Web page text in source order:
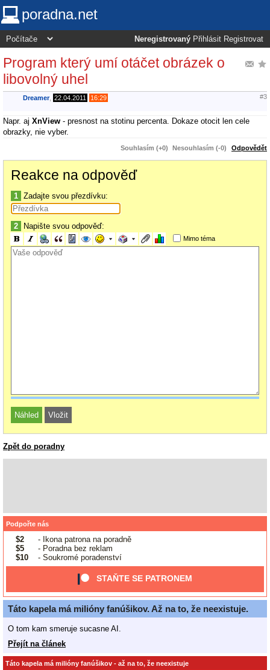
poradna.net
Neregistrovaný Přihlásit Registrovat
Program který umí otáčet obrázek o
libovolný uhel
Dreamer, 22.04.2011 16:29 #3
Napr. aj XnView - presnost na stotinu percenta. Dokaze otocit len cele
obrazky, nie vyber.
Souhlasím (+0) Nesouhlasím (-0) Odpovědět
Reakce na odpověď
1 Zadajte svou přezdívku:
2 Napište svou odpověď:
Mimo téma
Zpět do poradny
Podpořte nás
$2
- Ikona patrona na poradně
$5
- Poradna bez reklam
$10
- Soukromé poradenství
STAŇTE SE PATRONEM
Táto kapela má milióny fanúšikov. Až na to, že neexistuje.
O tom kam smeruje sucasne AI.
Přejít na článek
Táto kapela má milióny fanúšikov - až na to, že neexistuje